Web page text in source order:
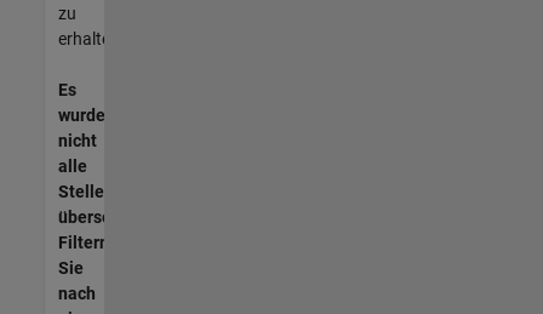
zu
erhalten.
Es
wurden
nicht
alle
Stellen
übersetzt.
Filtern
Sie
nach